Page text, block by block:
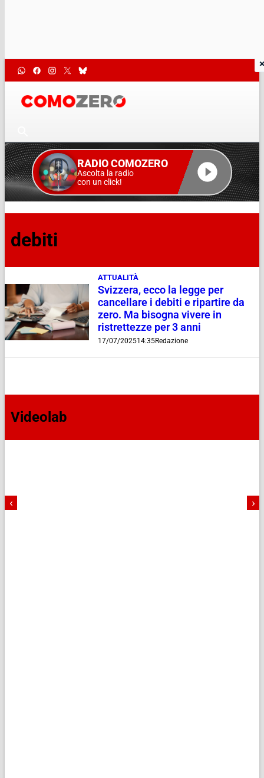
RADIO COMOZERO
Ascolta la radio
con un click!
debiti
ATTUALITÀ
Svizzera, ecco la legge per
cancellare i debiti e ripartire da
zero. Ma bisogna vivere in
ristrettezze per 3 anni
17/07/202514:35Redazione
Videolab
‹ ›